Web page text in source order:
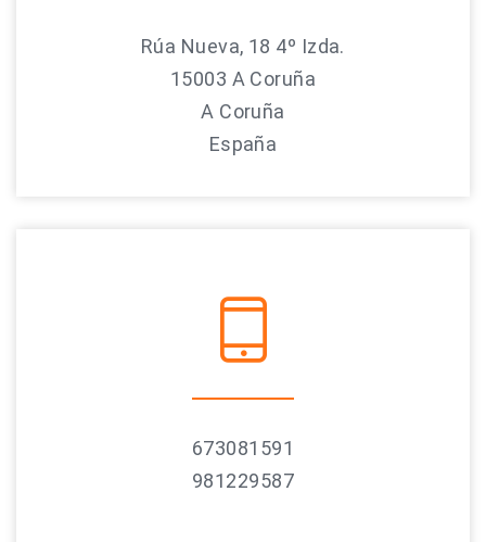
Rúa Nueva, 18 4º Izda.
15003 A Coruña
A Coruña
España
673081591
981229587